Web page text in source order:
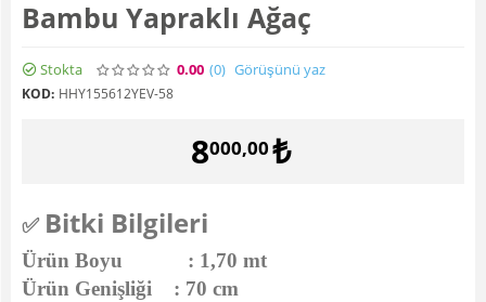
Bambu Yapraklı Ağaç
Stokta 0.00 (0) Görüşünü yaz
KOD: HHY155612YEV-58
8000,00₺
✅ Bitki Bilgileri
Ürün Boyu : 1,70 mt
Ürün Genişliği : 70 cm